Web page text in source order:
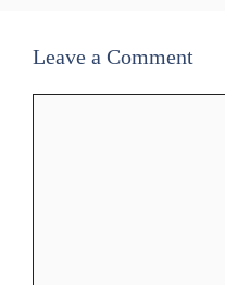
Leave a Comment